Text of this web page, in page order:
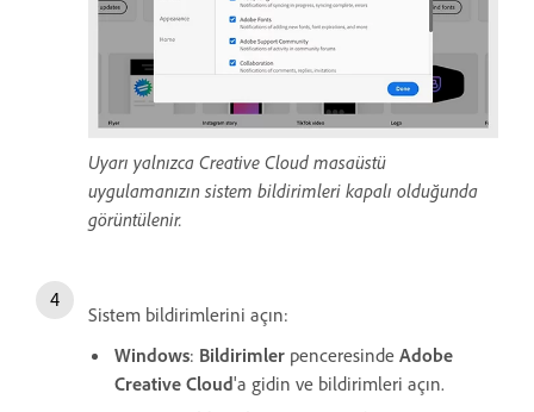
Uyarı yalnızca Creative Cloud masaüstü
uygulamanızın sistem bildirimleri kapalı olduğunda
görüntülenir.
Sistem bildirimlerini açın:
Windows: Bildirimler penceresinde Adobe
Creative Cloud'a gidin ve bildirimleri açın.